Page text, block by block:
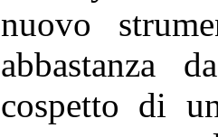
nuovo
abbastanza
cospetto di